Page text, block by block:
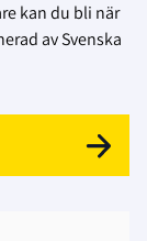
kan du bli när
av Svenska